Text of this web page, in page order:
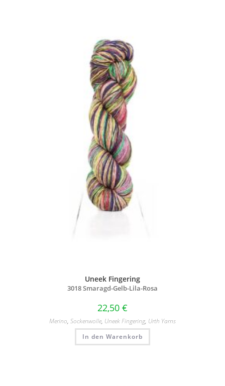
Uneek Fingering
3018 Smaragd-Gelb-Lila-Rosa
22,50 €
Merino, Sockenwolle, Uneek Fingering, Urth Yarns
In den Warenkorb